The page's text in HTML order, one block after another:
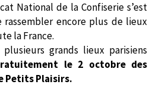
National de la Confiserie s’est
encore plus de lieux
la France.
grands lieux parisiens
le 2 octobre des
Petits Plaisirs.